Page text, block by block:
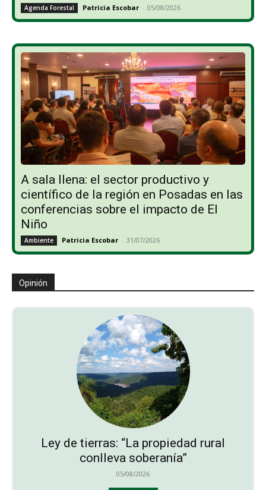
Agenda Forestal Patricia Escobar - 05/08/2026
A sala llena: el sector productivo y
científico de la región en Posadas en las
conferencias sobre el impacto de El
Niño
Ambiente Patricia Escobar - 31/07/2026
Opinión
Ley de tierras: “La propiedad rural
conlleva soberanía”
05/08/2026